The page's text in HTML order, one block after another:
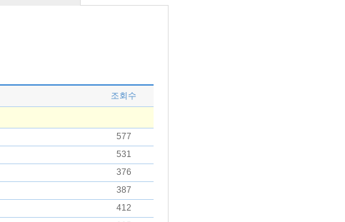
조회수
577
531
376
387
412